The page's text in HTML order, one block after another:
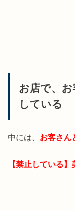
お店で、
している
中には、 お客さん
【禁止している】